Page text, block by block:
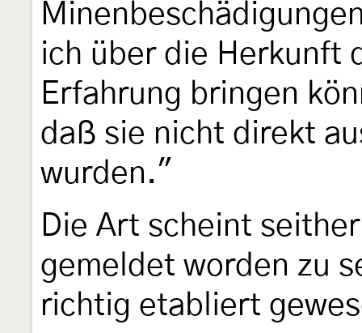
ich über die Herkunft
Erfahrung bringen
daß sie nicht direkt
wurden."
Die Art scheint
gemeldet worden zu
richtig etabliert